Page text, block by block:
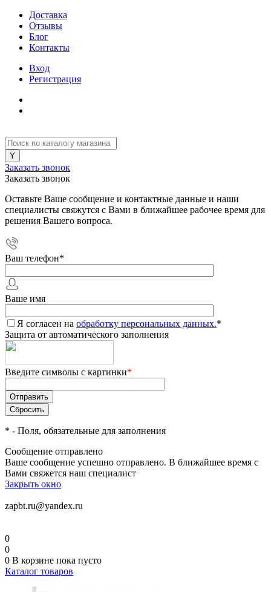
Доставка
Отзывы
Блог
Контакты
Вход
Регистрация
Заказать звонок
Заказать звонок
Оставьте Ваше сообщение и контактные данные и наши
специалисты свяжутся с Вами в ближайшее рабочее время для
решения Вашего вопроса.
Ваш телефон*
Ваше имя
Я согласен на обработку персональных данных.*
Защита от автоматического заполнения
Введите символы с картинки*
* - Поля, обязательные для заполнения
Сообщение отправлено
Ваше сообщение успешно отправлено. В ближайшее время с
Вами свяжется наш специалист
Закрыть окно
zapbt.ru@yandex.ru
0
0
0 В корзине пока пусто
Каталог товаров